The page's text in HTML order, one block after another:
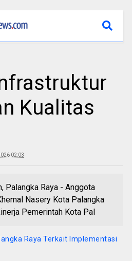
Kualitas
02:03
Palangka Raya - Anggota
Nasery Kota Palangka
Pemerintah Kota Pal
Raya Terkait Implementasi